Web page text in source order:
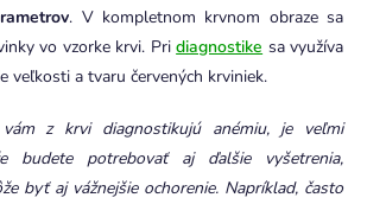
. V kompletnom krvnom obraze sa
vo vzorke krvi. Pridiagnostike sa využíva
veľkosti a tvaru červených krviniek.
z krvi diagnostikujú anémiu, je veľmi
budete potrebovať aj ďalšie vyšetrenia,
byť aj vážnejšie ochorenie. Napríklad, často